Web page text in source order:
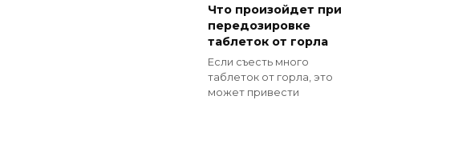
Что произойдет при
передозировке
таблеток от горла
Если съесть много
таблеток от горла, это
может привести